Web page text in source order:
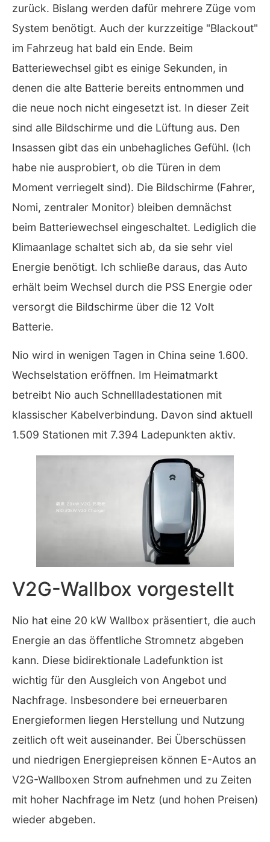
zurück. Bislang werden dafür mehrere Züge vom
System benötigt. Auch der kurzzeitige "Blackout"
im Fahrzeug hat bald ein Ende. Beim
Batteriewechsel gibt es einige Sekunden, in
denen die alte Batterie bereits entnommen und
die neue noch nicht eingesetzt ist. In dieser Zeit
sind alle Bildschirme und die Lüftung aus. Den
Insassen gibt das ein unbehagliches Gefühl. (Ich
habe nie ausprobiert, ob die Türen in dem
Moment verriegelt sind). Die Bildschirme (Fahrer,
Nomi, zentraler Monitor) bleiben demnächst
beim Batteriewechsel eingeschaltet. Lediglich die
Klimaanlage schaltet sich ab, da sie sehr viel
Energie benötigt. Ich schließe daraus, das Auto
erhält beim Wechsel durch die PSS Energie oder
versorgt die Bildschirme über die 12 Volt
Batterie.
Nio wird in wenigen Tagen in China seine 1.600.
Wechselstation eröffnen. Im Heimatmarkt
betreibt Nio auch Schnellladestationen mit
klassischer Kabelverbindung. Davon sind aktuell
1.509 Stationen mit 7.394 Ladepunkten aktiv.
V2G-Wallbox vorgestellt
Nio hat eine 20 kW Wallbox präsentiert, die auch
Energie an das öffentliche Stromnetz abgeben
kann. Diese bidirektionale Ladefunktion ist
wichtig für den Ausgleich von Angebot und
Nachfrage. Insbesondere bei erneuerbaren
Energieformen liegen Herstellung und Nutzung
zeitlich oft weit auseinander. Bei Überschüssen
und niedrigen Energiepreisen können E-Autos an
V2G-Wallboxen Strom aufnehmen und zu Zeiten
mit hoher Nachfrage im Netz (und hohen Preisen)
wieder abgeben.